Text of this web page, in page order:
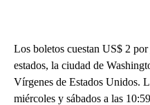
Los boletos cuestan US$ 2
estados, la ciudad de
Vírgenes de Estados Unidos.
miércoles y sábados a las